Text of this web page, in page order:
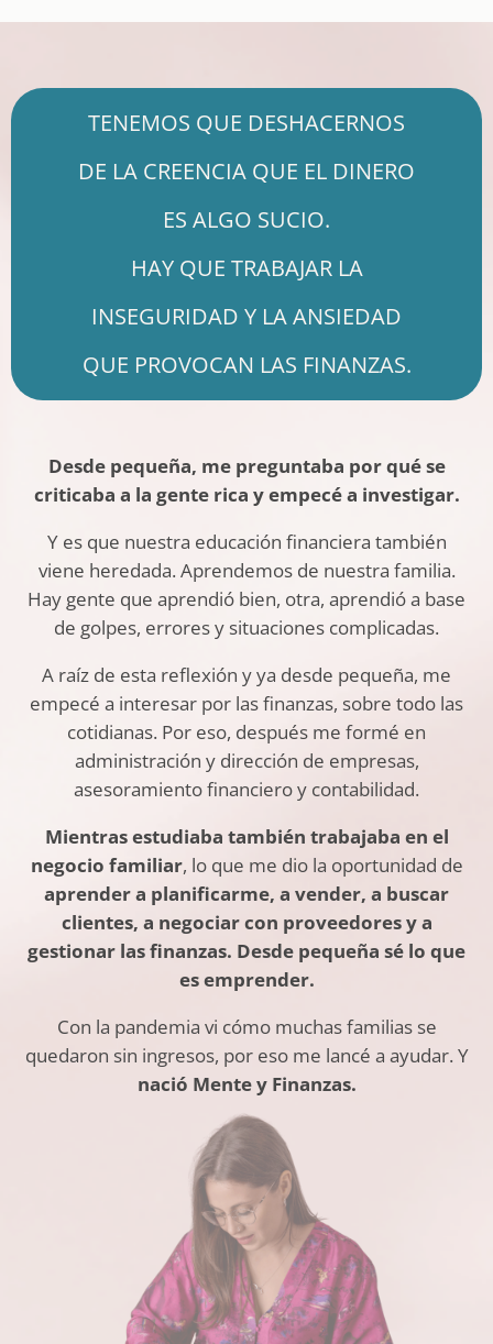
TENEMOS QUE DESHACERNOS
DE LA CREENCIA QUE EL DINERO
ES ALGO SUCIO.
HAY QUE TRABAJAR LA
INSEGURIDAD Y LA ANSIEDAD
QUE PROVOCAN LAS FINANZAS.
Desde pequeña, me preguntaba por qué se
criticaba a la gente rica y empecé a investigar.
Y es que nuestra educación financiera también
viene heredada. Aprendemos de nuestra familia.
Hay gente que aprendió bien, otra, aprendió a base
de golpes, errores y situaciones complicadas.
A raíz de esta reflexión y ya desde pequeña, me
empecé a interesar por las finanzas, sobre todo las
cotidianas. Por eso, después me formé en
administración y dirección de empresas,
asesoramiento financiero y contabilidad.
Mientras estudiaba también trabajaba en el
negocio familiar, lo que me dio la oportunidad de
aprender a planificarme, a vender, a buscar
clientes, a negociar con proveedores y a
gestionar las finanzas. Desde pequeña sé lo que
es emprender.
Con la pandemia vi cómo muchas familias se
quedaron sin ingresos, por eso me lancé a ayudar. Y
nació Mente y Finanzas.